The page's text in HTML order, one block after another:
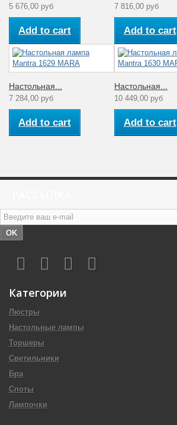
5 676,00 руб
Add to cart
7 816,00 руб
Add to cart
Настольная...
7 284,00 руб
Add to cart
Настольная...
10 449,00 руб
Add to cart
OK
Категории
Люстры
Настольные лампы
Торшеры
Светильники
Бра
Споты
Лампочки